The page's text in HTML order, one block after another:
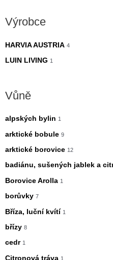
Výrobce
HARVIA AUSTRIA 4
LUIN LIVING 1
Vůně
alpských bylin 1
arktické bobule 9
arktické borovice 12
badiánu, sušených jablek a
Borovice Arolla 1
borůvky 7
Bříza, luční kvítí 1
břízy 8
cedr 1
Citronová tráva 1